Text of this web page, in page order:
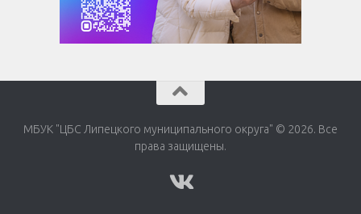
МБУК "ЦБС Липецкого муниципального округа" © 2026. Все
права защищены.